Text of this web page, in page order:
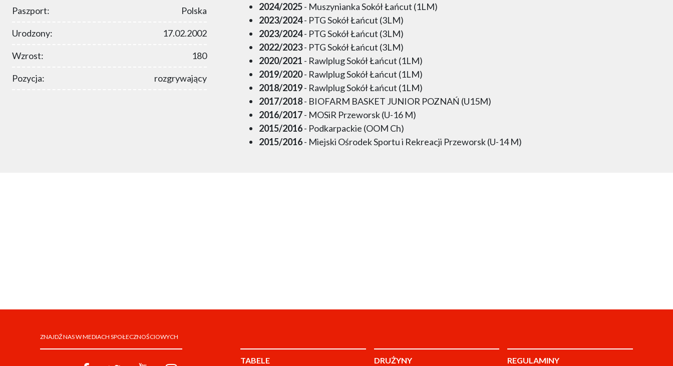
Paszport: Polska
Urodzony: 17.02.2002
Wzrost: 180
Pozycja: rozgrywający
2024/2025- Muszynianka Sokół Łańcut (1LM)
2023/2024- PTG Sokół Łańcut (3LM)
2023/2024- PTG Sokół Łańcut (3LM)
2022/2023- PTG Sokół Łańcut (3LM)
2020/2021 - Rawlplug Sokół Łańcut (1LM)
2019/2020- Rawlplug Sokół Łańcut (1LM)
2018/2019- Rawlplug Sokół Łańcut (1LM)
2017/2018- BIOFARM BASKET JUNIOR POZNAŃ (U15M)
2016/2017- MOSiR Przeworsk (U-16 M)
2015/2016- Podkarpackie (OOM Ch)
2015/2016- Miejski Ośrodek Sportu i Rekreacji Przeworsk (U-14 M)
ZNAJDŹ NAS W MEDIACH SPOŁECZNOŚCIOWYCH
TABELE DRUŻYNY REGULAMINY